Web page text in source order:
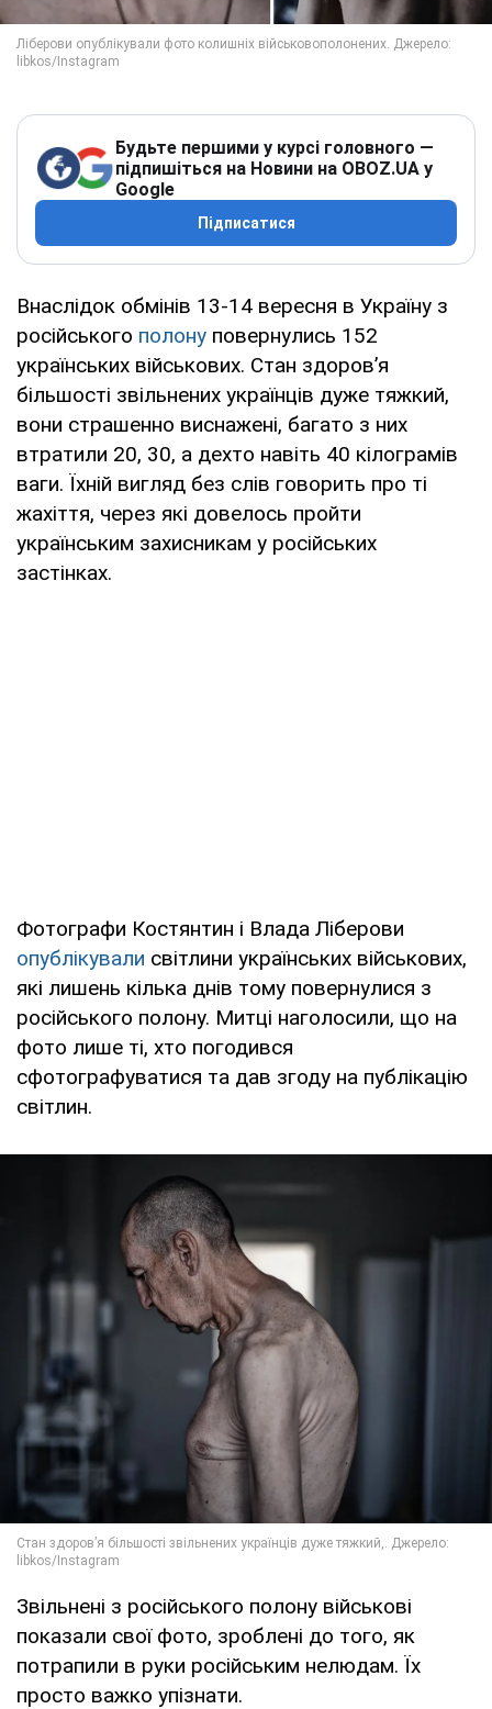
Будьте першими у курсі головного —
підпишіться на Новини на OBOZ.UA у
Google
Підписатися
Внаслідок обмінів 13-14 вересня в Україну з
російського полону повернулись 152
українських військових. Стан здоровʼя
більшості звільнених українців дуже тяжкий,
вони страшенно виснажені, багато з них
втратили 20, 30, а дехто навіть 40 кілограмів
ваги. Їхній вигляд без слів говорить про ті
жахіття, через які довелось пройти
українським захисникам у російських
застінках.
Фотографи Костянтин і Влада Ліберови
опублікували світлини українських військових,
які лишень кілька днів тому повернулися з
російського полону. Митці наголосили, що на
фото лише ті, хто погодився
сфотографуватися та дав згоду на публікацію
світлин.
Звільнені з російського полону військові
показали свої фото, зроблені до того, як
потрапили в руки російським нелюдам. Їх
просто важко упізнати.